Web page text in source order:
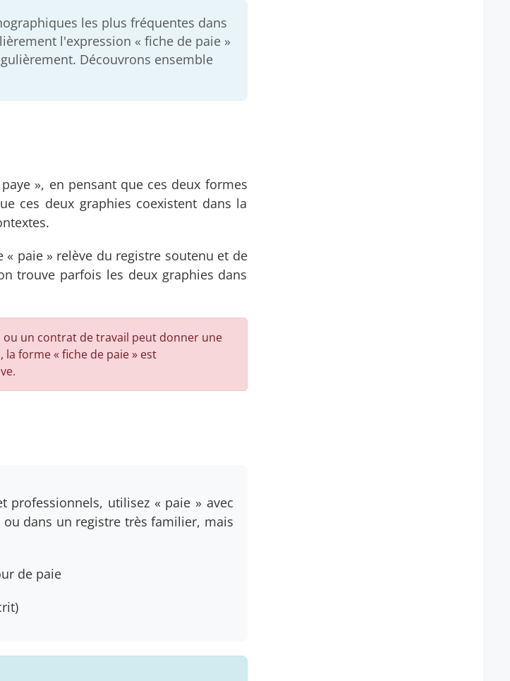
les plus fréquentes dans
l'expression « fiche de paie »
Découvrons ensemble
», en pensant que ces deux formes
ces deux graphies coexistent dans la
paie » relève du registre soutenu et de
trouve parfois les deux graphies dans
un contrat de travail peut donner une
forme « fiche de paie » est
professionnels, utilisez « paie » avec
ou dans un registre très familier, mais
de paie